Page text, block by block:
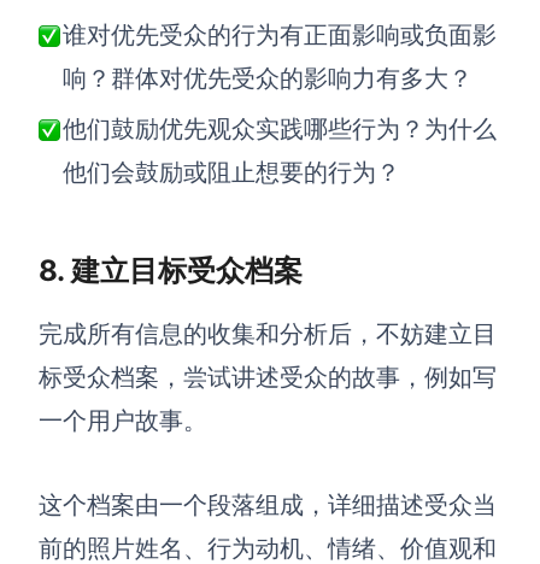
谁对优先受众的行为有正面影响或负面影
响？群体对优先受众的影响力有多大？
他们鼓励优先观众实践哪些行为？为什么
他们会鼓励或阻止想要的行为？
8. 建立目标受众档案
完成所有信息的收集和分析后，不妨建立 目
标受众档案，尝试讲述受众的故事，例如写
一个用户故事。
这个档案由一个段落组成，详细描述受众当
前的照片姓名、行为动机、情绪、价值观和